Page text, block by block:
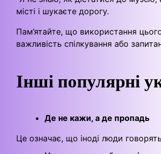
місті і шукаєте дорогу.
Пам’ятайте, що використання
важливість спілкування або
Інші популярні
Де не кажи, а де пропадь
Це означає, що іноді люди